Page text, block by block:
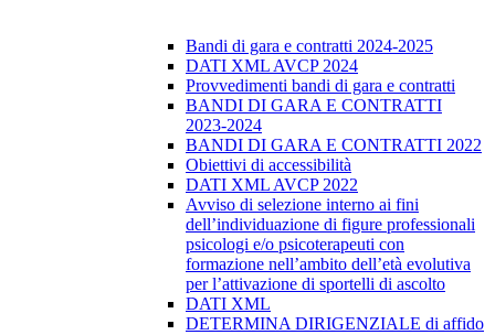
Bandi di gara e contratti 2024-2025
DATI XML AVCP 2024
Provvedimenti bandi di gara e contratti
BANDI DI GARA E CONTRATTI
2023-2024
BANDI DI GARA E CONTRATTI 2022
Obiettivi di accessibilità
DATI XML AVCP 2022
Avviso di selezione interno ai fini
dell’individuazione di figure professionali
psicologi e/o psicoterapeuti con
formazione nell’ambito dell’età evolutiva
per l’attivazione di sportelli di ascolto
DATI XML
DETERMINA DIRIGENZIALE di affido